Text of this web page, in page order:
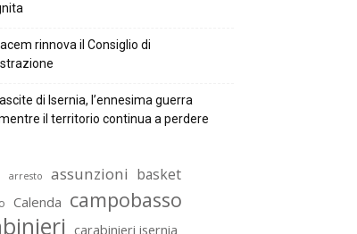
rinnova il Consiglio di
di Isernia, l’ennesima guerra
il territorio continua a perdere
arresto assunzioni basket
Calenda campobasso
carabinieri isernia